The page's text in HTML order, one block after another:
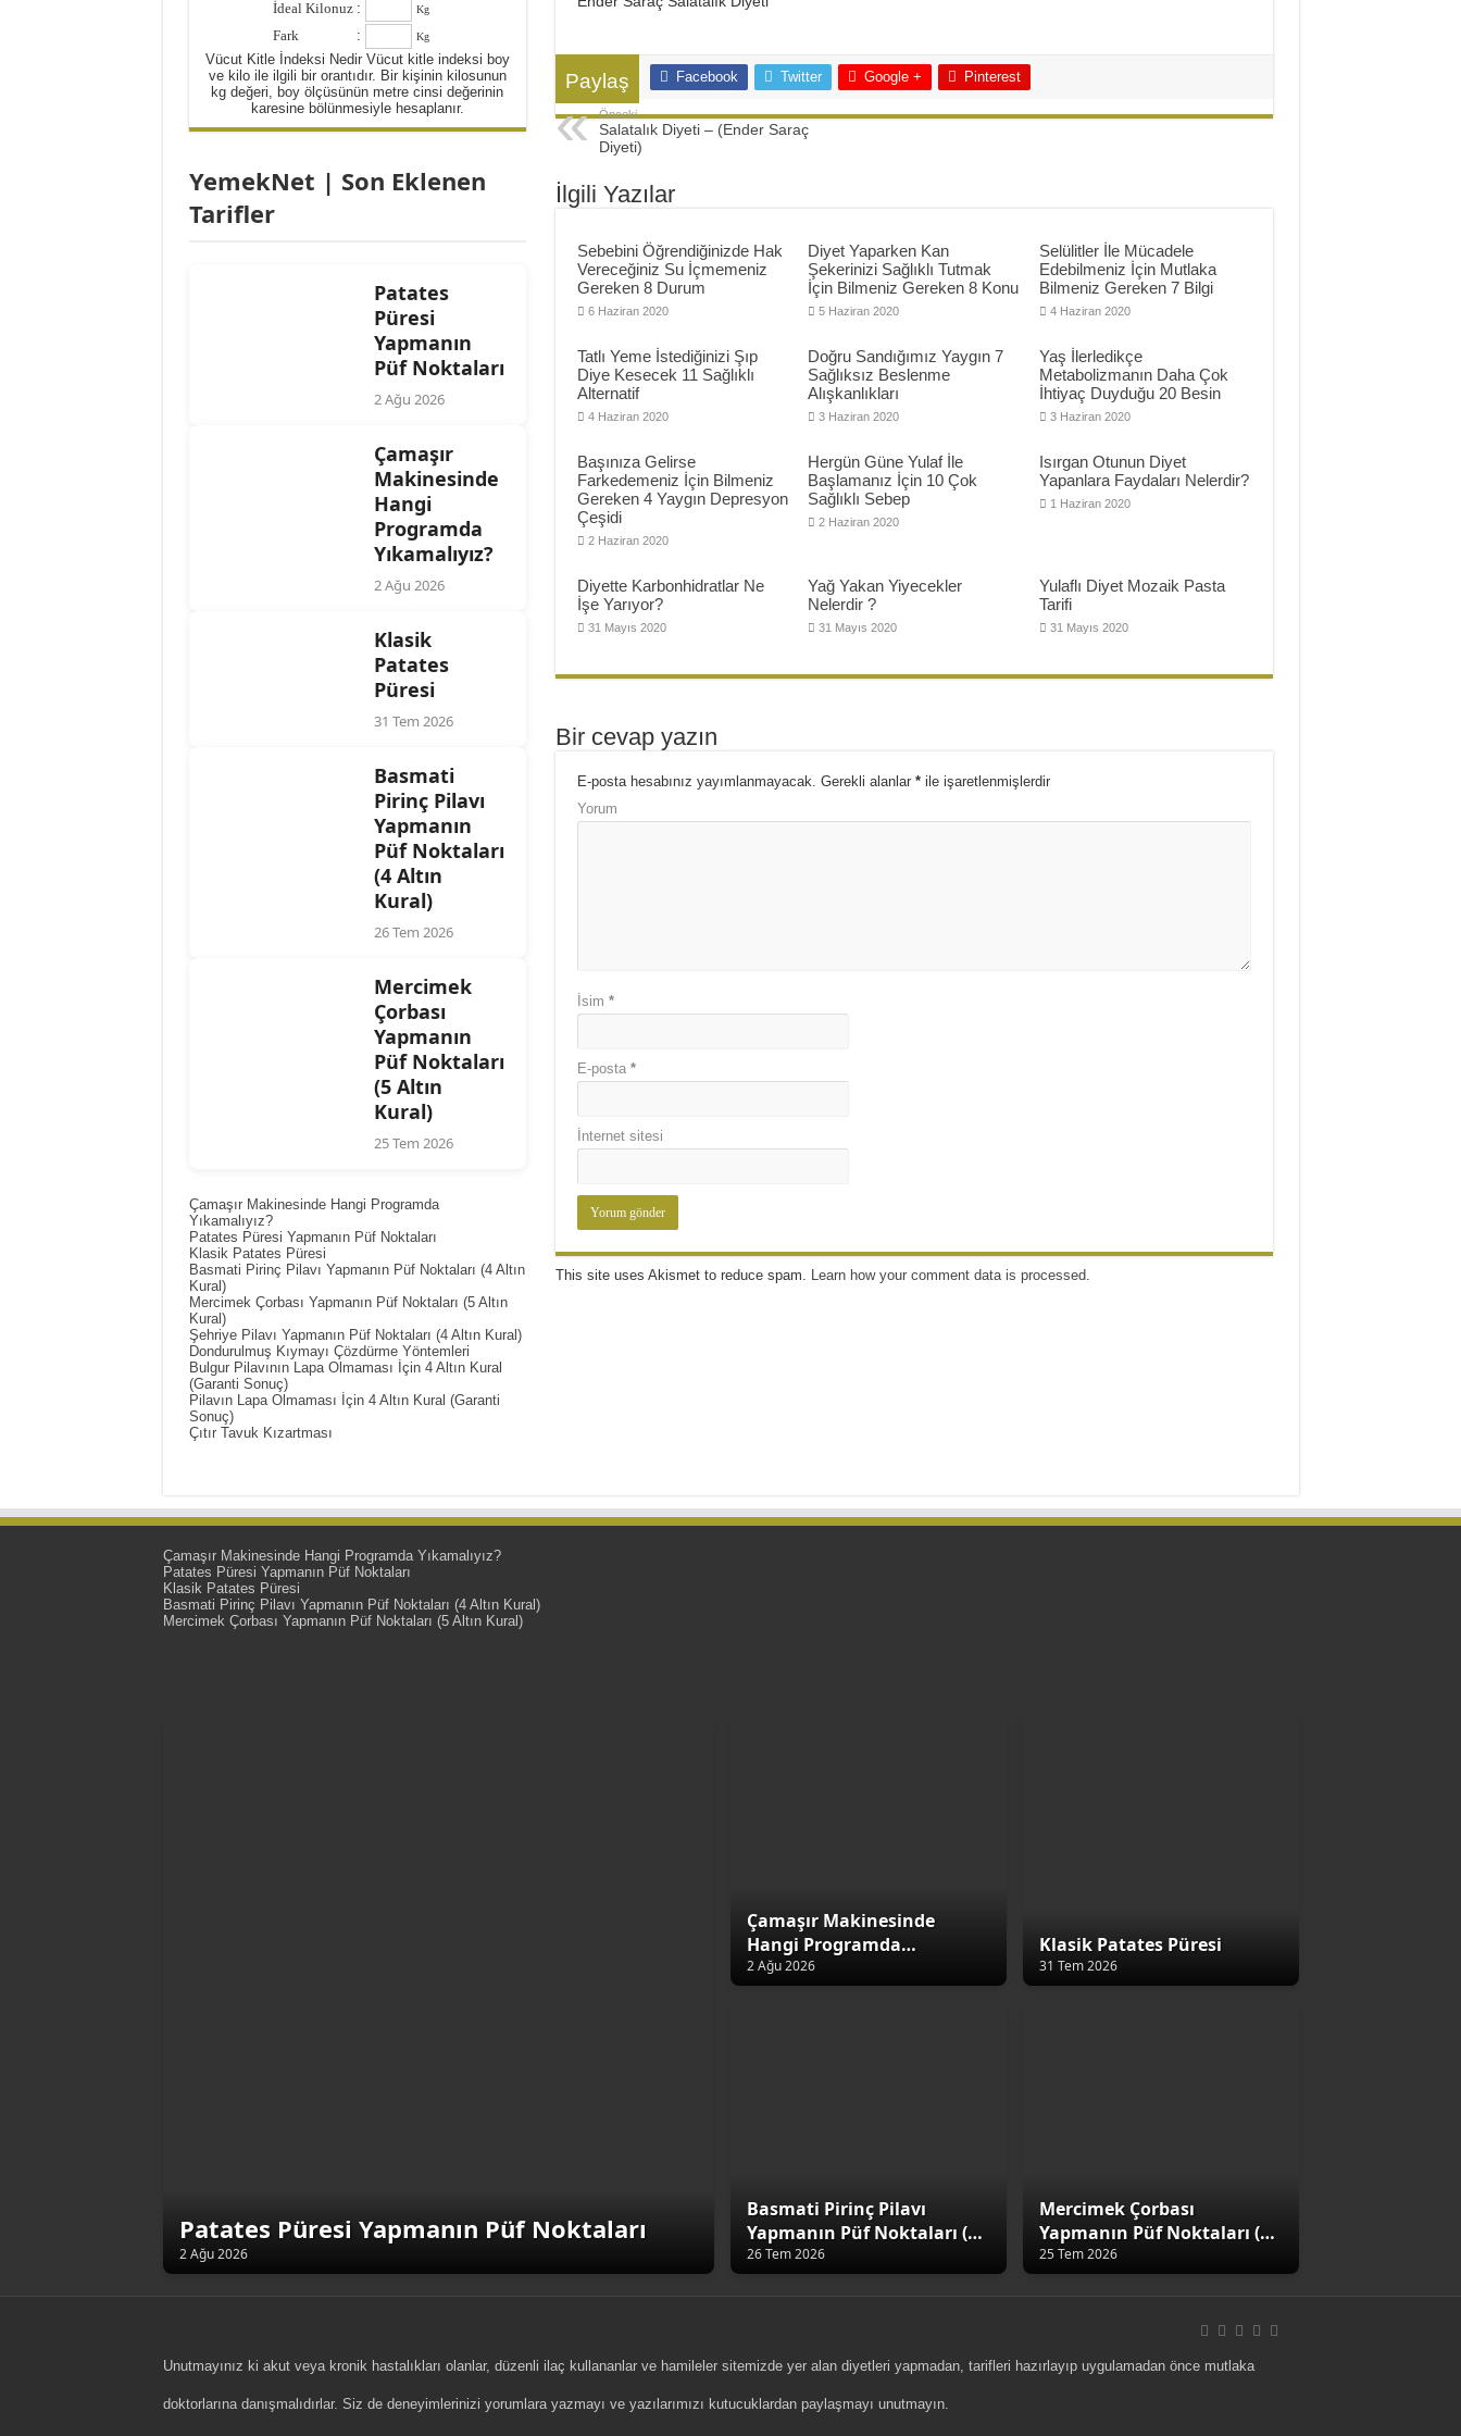
Yulaflı Diyet Mozaik Pasta Tarifi
Dukan patlıcan kebabı
Paylaş Facebook Twitter Google + Pinterest
Önceki
Salatalık Diyeti – (Ender Saraç
Diyeti)
İlgili Yazılar
Sebebini Öğrendiğinizde Hak
Vereceğiniz Su İçmemeniz
Gereken 8 Durum
6 Haziran 2020
Diyet Yaparken Kan
Şekerinizi Sağlıklı Tutmak
İçin Bilmeniz Gereken 8 Konu
5 Haziran 2020
Selülitler İle Mücadele
Edebilmeniz İçin Mutlaka
Bilmeniz Gereken 7 Bilgi
4 Haziran 2020
Tatlı Yeme İstediğinizi Şıp
Diye Kesecek 11 Sağlıklı
Alternatif
4 Haziran 2020
Doğru Sandığımız Yaygın 7
Sağlıksız Beslenme
Alışkanlıkları
3 Haziran 2020
Yaş İlerledikçe
Metabolizmanın Daha Çok
İhtiyaç Duyduğu 20 Besin
3 Haziran 2020
Başınıza Gelirse
Farkedemeniz İçin Bilmeniz
Gereken 4 Yaygın Depresyon
Çeşidi
2 Haziran 2020
Hergün Güne Yulaf İle
Başlamanız İçin 10 Çok
Sağlıklı Sebep
2 Haziran 2020
Isırgan Otunun Diyet
Yapanlara Faydaları Nelerdir?
1 Haziran 2020
Diyette Karbonhidratlar Ne
İşe Yarıyor?
31 Mayıs 2020
Yağ Yakan Yiyecekler
Nelerdir ?
31 Mayıs 2020
Yulaflı Diyet Mozaik Pasta
Tarifi
31 Mayıs 2020
Bir cevap yazın
E-posta hesabınız yayımlanmayacak. Gerekli alanlar *ile işaretlenmişlerdir
Yorum
İsim *
E-posta *
İnternet sitesi
This site uses Akismet to reduce spam. Learn how your comment data is processed.
İdeal Kilonuz : Kg
Fark : Kg
Vücut Kitle İndeksi Nedir Vücut kitle indeksi boy
ve kilo ile ilgili bir orantıdır. Bir kişinin kilosunun
kg değeri, boy ölçüsünün metre cinsi değerinin
karesine bölünmesiyle hesaplanır.
YemekNet | Son Eklenen
Tarifler
Patates
Püresi
Yapmanın
Püf Noktaları
2 Ağu 2026
Çamaşır
Makinesinde
Hangi
Programda
Yıkamalıyız?
2 Ağu 2026
Klasik
Patates
Püresi
31 Tem 2026
Basmati
Pirinç Pilavı
Yapmanın
Püf Noktaları
(4 Altın
Kural)
26 Tem 2026
Mercimek
Çorbası
Yapmanın
Püf Noktaları
(5 Altın
Kural)
25 Tem 2026
Çamaşır Makinesinde Hangi Programda
Yıkamalıyız?
Patates Püresi Yapmanın Püf Noktaları
Klasik Patates Püresi
Basmati Pirinç Pilavı Yapmanın Püf Noktaları (4 Altın
Kural)
Mercimek Çorbası Yapmanın Püf Noktaları (5 Altın
Kural)
Şehriye Pilavı Yapmanın Püf Noktaları (4 Altın Kural)
Dondurulmuş Kıymayı Çözdürme Yöntemleri
Bulgur Pilavının Lapa Olmaması İçin 4 Altın Kural
(Garanti Sonuç)
Pilavın Lapa Olmaması İçin 4 Altın Kural (Garanti
Sonuç)
Çıtır Tavuk Kızartması
Çamaşır Makinesinde Hangi Programda Yıkamalıyız?
Patates Püresi Yapmanın Püf Noktaları
Klasik Patates Püresi
Basmati Pirinç Pilavı Yapmanın Püf Noktaları (4 Altın Kural)
Mercimek Çorbası Yapmanın Püf Noktaları (5 Altın Kural)
Patates Püresi Yapmanın Püf Noktaları
2 Ağu 2026
Çamaşır Makinesinde
Hangi Programda
Yıkamalıyız?
2 Ağu 2026
Klasik Patates Püresi
31 Tem 2026
Basmati Pirinç Pilavı
Yapmanın Püf Noktaları (4
Altın Kural)
26 Tem 2026
Mercimek Çorbası
Yapmanın Püf Noktaları (5
Altın Kural)
25 Tem 2026
Unutmayınız ki akut veya kronik hastalıkları olanlar, düzenli ilaç kullananlar ve hamileler sitemizde yer alan diyetleri yapmadan, tarifleri hazırlayıp uygulamadan önce mutlaka
doktorlarına danışmalıdırlar. Siz de deneyimlerinizi yorumlara yazmayı ve yazılarımızı kutucuklardan paylaşmayı unutmayın.